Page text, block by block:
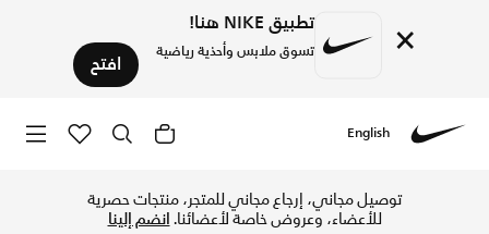
× تطبيق NIKE هنا!
تسوق ملابس وأحذية رياضية افتح
English
توصيل مجاني، إرجاع مجاني للمتجر، منتجات حصرية
للأعضاء، وعروض خاصة لأعضائنا.انضم إلينا